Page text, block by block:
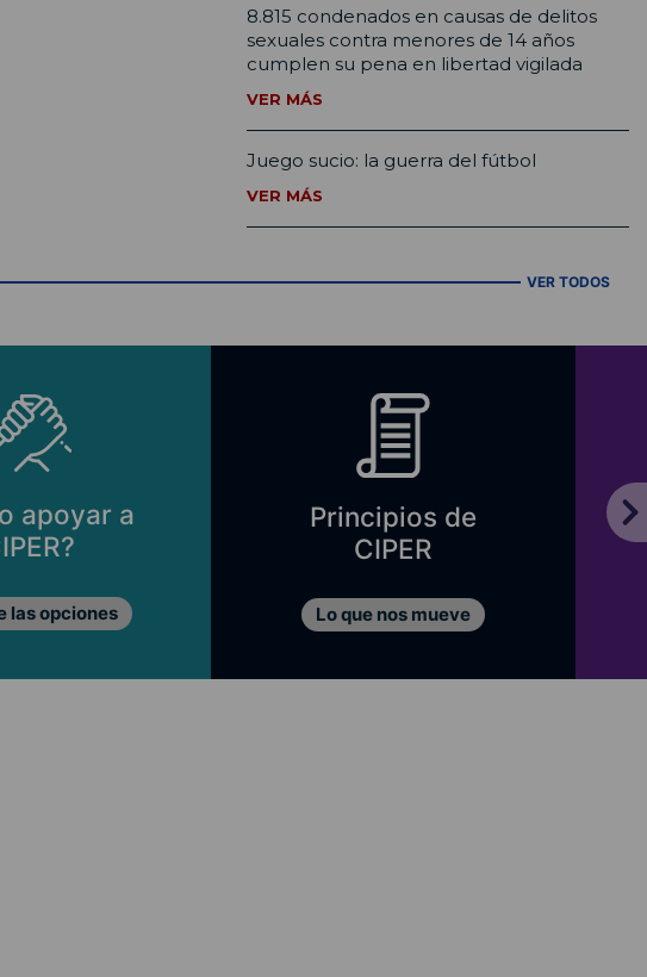
8.815 condenados en causas de delitos
sexuales contra menores de 14 años
cumplen su pena en libertad vigilada
VER MÁS
Juego sucio: la guerra del fútbol
VER MÁS
VER TODOS
apoyar a
las opciones
Principios de
CIPER
Lo que nos mueve